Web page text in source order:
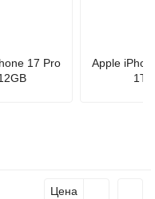
17 Pro
Apple
1TB
Цена